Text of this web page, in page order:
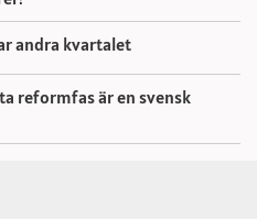
andra kvartalet
reformfas är en svensk